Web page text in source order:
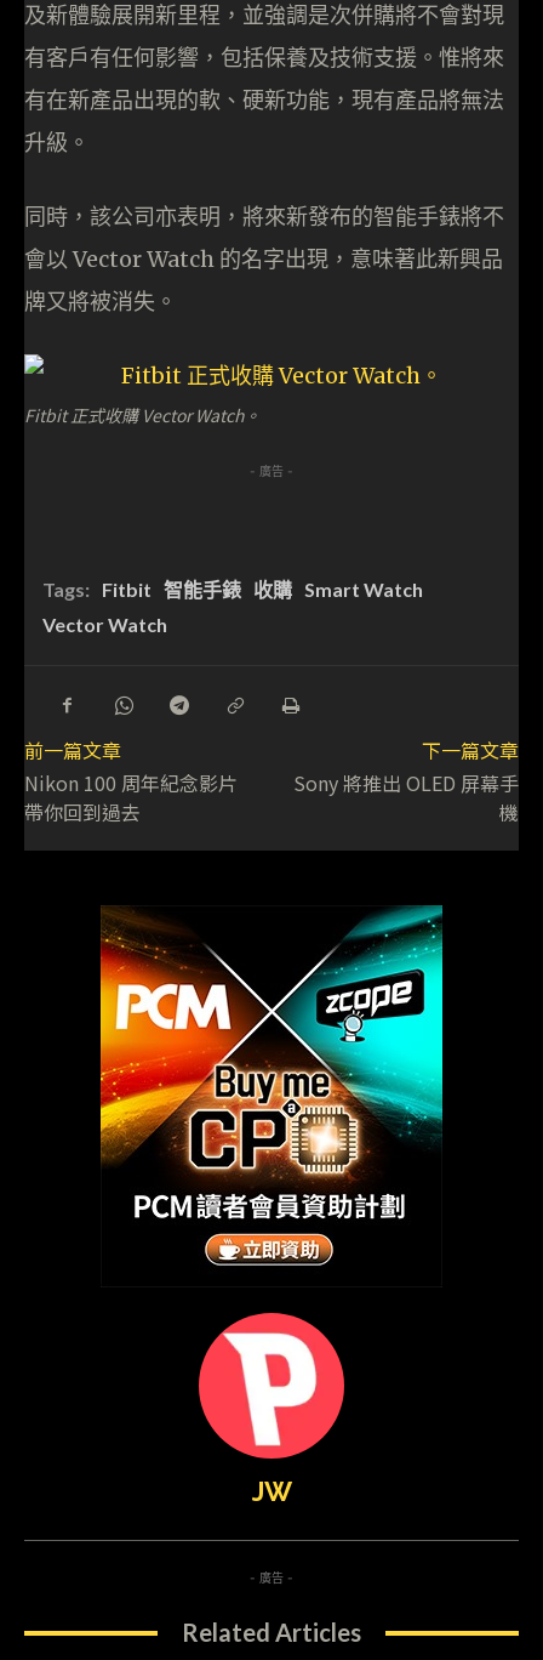
及新體驗展開新里程，並強調是次併購將不會對現
有客戶有任何影響，包括保養及技術支援。惟將來
有在新產品出現的軟、硬新功能，現有產品將無法
升級。
同時，該公司亦表明，將來新發布的智能手錶將不
會以 Vector Watch 的名字出現，意味著此新興品
牌又將被消失。
Fitbit 正式收購 Vector Watch。
- 廣告 -
Tags: Fitbit 智能手錶 收購 Smart Watch
Vector Watch
前一篇文章
Nikon 100 周年紀念影片
帶你回到過去
下一篇文章
Sony 將推出 OLED 屏幕手
機
JW
- 廣告 -
Related Articles